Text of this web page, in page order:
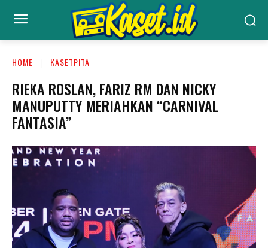
HOME KASETPITA
RIEKA ROSLAN, FARIZ RM DAN NICKY
MANUPUTTY MERIAHKAN “CARNIVAL
FANTASIA”